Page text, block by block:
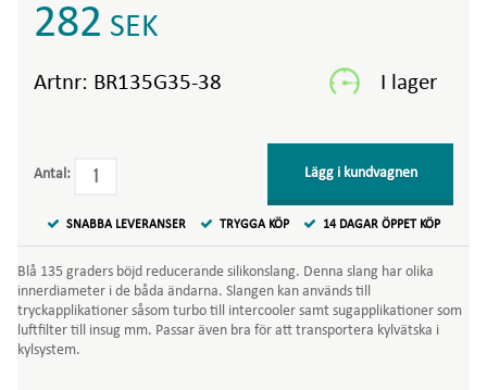
282 SEK
Artnr: BR135G35-38
Antal: Lägg i kundvagnen
SNABBA LEVERANSER TRYGGA KÖP 14 DAGAR ÖPPET KÖP
Blå 135 graders böjd reducerande silikonslang. Denna slang har olika
innerdiameter i de båda ändarna. Slangen kan används till
tryckapplikationer såsom turbo till intercooler samt sugapplikationer som
luftfilter till insug mm. Passar även bra för att transportera kylvätska i
kylsystem.